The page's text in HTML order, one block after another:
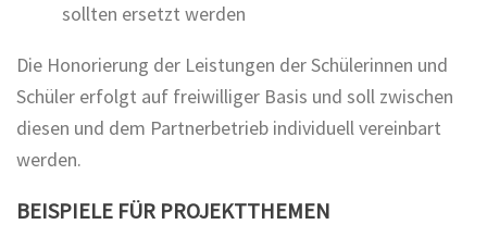
sollten ersetzt werden
Die Honorierung der Leistungen der Schülerinnen und
Schüler erfolgt auf freiwilliger Basis und soll zwischen
diesen und dem Partnerbetrieb individuell vereinbart
werden.
BEISPIELE FÜR PROJEKTTHEMEN